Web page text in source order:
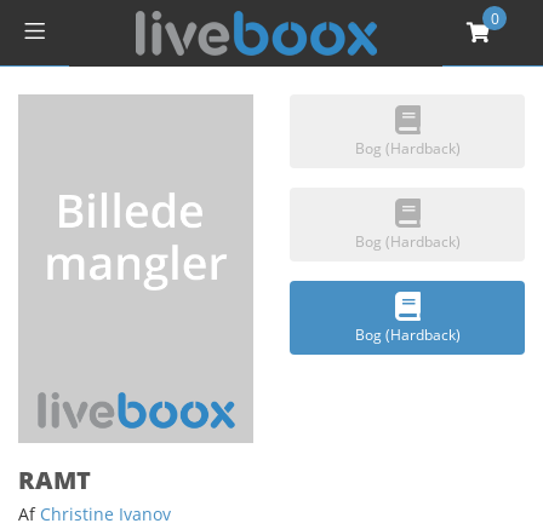
0
Bog (Hardback)
Bog (Hardback)
Bog (Hardback)
RAMT
Af Christine Ivanov